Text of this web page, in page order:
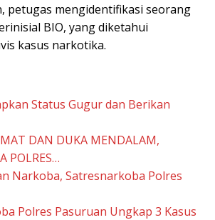
petugas mengidentifikasi seorang
BIO, yang diketahui
kasus narkotika.
Status Gugur dan Berikan
DAN DUKA MENDALAM,
POLRES…
Narkoba, Satresnarkoba Polres
Polres Pasuruan Ungkap 3 Kasus